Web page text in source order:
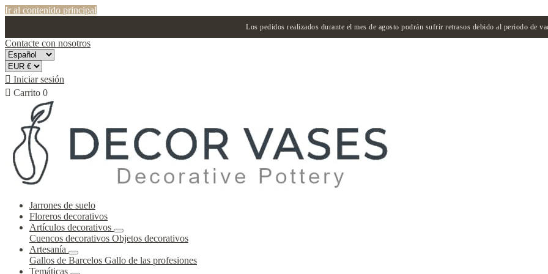
Ir al contenido principal
Los pedidos realizados durante el mes de agosto podrán sufrir retrasos debido al periodo de
Contacte con nosotros
 Iniciar sesión
 Carrito 0
Jarrones de suelo
Floreros decorativos
Artículos decorativos
Cuencos decorativos Objetos decorativos
Artesanía
Gallos de Barcelos Gallo de las profesiones
Temáticas